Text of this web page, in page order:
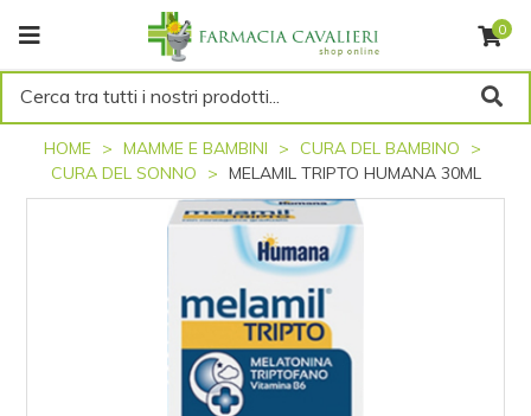
0
Cerca tra tutti i nostri prodotti...
HOME MAMME E BAMBINI
CURA DEL BAMBINO
CURA DEL SONNO
MELAMIL TRIPTO HUMANA 30ML